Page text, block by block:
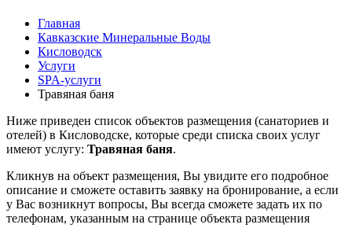
Главная
Кавказские Минеральные Воды
Кисловодск
Услуги
SPA-услуги
Травяная баня
Ниже приведен список объектов размещения (санаториев и
отелей) в Кисловодске, которые среди списка своих услуг
имеют услугу: Травяная баня.
Кликнув на объект размещения, Вы увидите его подробное
описание и сможете оставить заявку на бронирование, а если
у Вас возникнут вопросы, Вы всегда сможете задать их по
телефонам, указанным на странице объекта размещения